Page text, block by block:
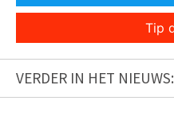
Tip
VERDER IN HET NIEUWS: